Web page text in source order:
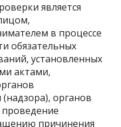
является
в процессе
обязательных
установленных
актами,
(надзора), органов
причинения